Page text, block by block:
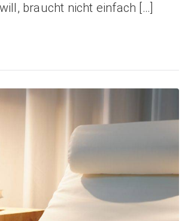
braucht nicht einfach […]